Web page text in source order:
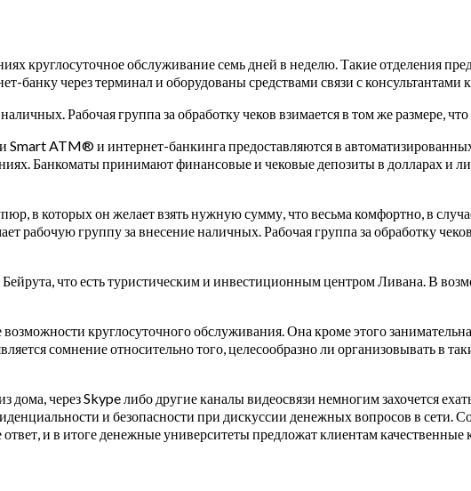
круглосуточное обслуживание семь дней в неделю. Такие отделения
банку через терминал и оборудованы средствами связи с консультантами
Рабочая группа за обработку чеков взимается в том же размере,
Smart ATM® и интернет-банкинга предоставляются в
Банкоматы принимают финансовые и чековые депозиты в долларах и
в которых он желает взять нужную сумму, что весьма комфортно, в
рабочую группу за внесение наличных. Рабочая группа за обработку
что есть туристическим и инвестиционным центром Ливана. В
круглосуточного обслуживания. Она кроме этого
сомнение относительно того, целесообразно ли организовывать в
через Skype либо другие каналы видеосвязи немногим захочется
и безопасности при дискуссии денежных вопросов в сети.
и в итоге денежные университеты предложат клиентам качественные